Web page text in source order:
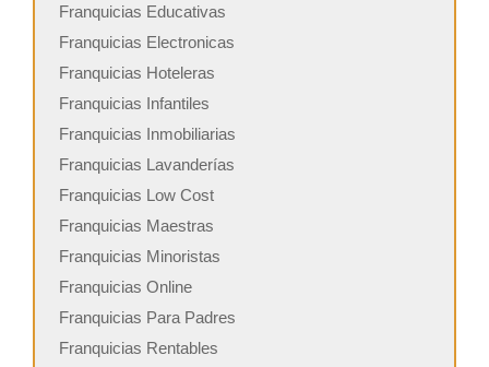
Franquicias Educativas
Franquicias Electronicas
Franquicias Hoteleras
Franquicias Infantiles
Franquicias Inmobiliarias
Franquicias Lavanderías
Franquicias Low Cost
Franquicias Maestras
Franquicias Minoristas
Franquicias Online
Franquicias Para Padres
Franquicias Rentables